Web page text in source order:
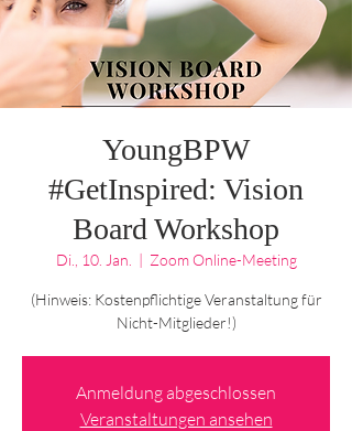
YoungBPW
#GetInspired: Vision
Board Workshop
Di., 10. Jan.
  |
Zoom Online-Meeting
(Hinweis: Kostenpflichtige Veranstaltung für
Nicht-Mitglieder!)
Anmeldung abgeschlossen
Veranstaltungen ansehen